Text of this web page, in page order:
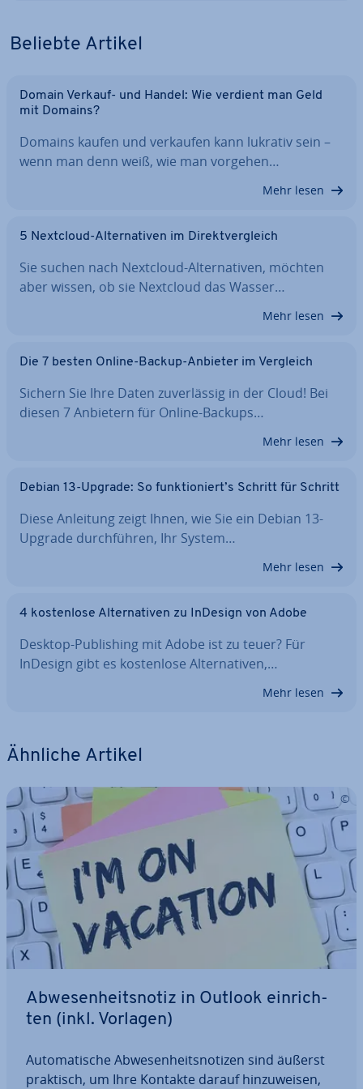
Beliebte Artikel
Domain Verkauf- und Handel: Wie verdient man Geld
mit Domains?
Domains kaufen und verkaufen kann lukrativ sein –
wenn man denn weiß, wie man vorgehen…
Mehr lesen
5 Nextcloud-Al­ter­na­ti­ven im Di­rekt­ver­gleich
Sie suchen nach Nextcloud-Al­ter­na­ti­ven, möchten
aber wissen, ob sie Nextcloud das Wasser…
Mehr lesen
Die 7 besten Online-Backup-Anbieter im Vergleich
Sichern Sie Ihre Daten zu­ver­läs­sig in der Cloud! Bei
diesen 7 Anbietern für Online-Backups…
Mehr lesen
Debian 13-Upgrade: So funk­tio­niert’s Schritt für Schritt
Diese Anleitung zeigt Ihnen, wie Sie ein Debian 13-
Upgrade durch­füh­ren, Ihr System…
Mehr lesen
4 kos­ten­lo­se Al­ter­na­ti­ven zu InDesign von Adobe
Desktop-Pu­bli­shing mit Adobe ist zu teuer? Für
InDesign gibt es kos­ten­lo­se Al­ter­na­ti­ven,…
Mehr lesen
Ähnliche Artikel
Ab­we­sen­heits­no­tiz in Outlook ein­rich­
ten (inkl. Vorlagen)
Au­to­ma­ti­sche Ab­we­sen­heits­no­ti­zen sind äußerst
praktisch, um Ihre Kontakte darauf hin­zu­wei­sen,